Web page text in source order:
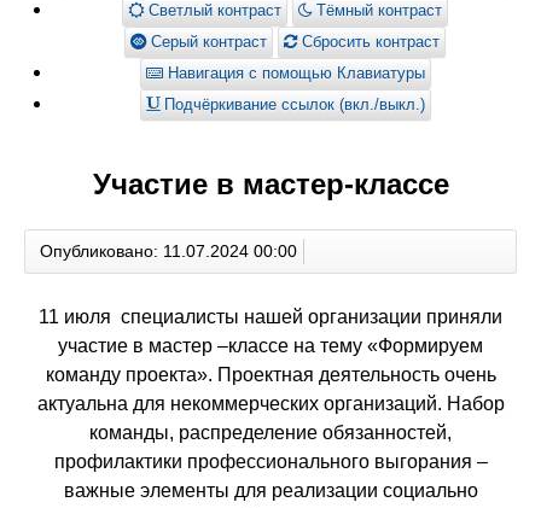
Светлый контраст
Тёмный контраст
Серый контраст
Сбросить контраст
Навигация с помощью Клавиатуры
Подчёркивание ссылок (вкл./выкл.)
Участие в мастер-классе
Опубликовано: 11.07.2024 00:00
11 июля специалисты нашей организации приняли
участие в мастер –классе на тему «Формируем
команду проекта». Проектная деятельность очень
актуальна для некоммерческих организаций. Набор
команды, распределение обязанностей,
профилактики профессионального выгорания –
важные элементы для реализации социально